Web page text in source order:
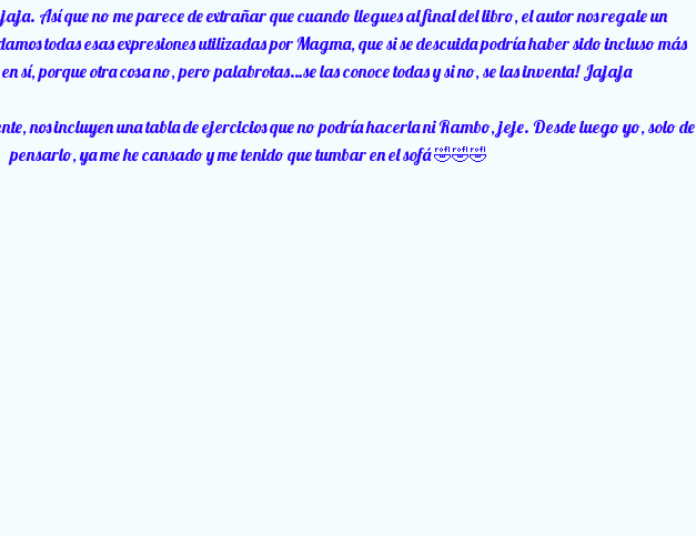
Así que no me parece de extrañar que cuando llegues al final del libro, el autor nos regale un
todas esas expresiones utilizadas por Magma, que si se descuida podría haber sido incluso más
sí, porque otra cosa no, pero palabrotas…se las conoce todas y si no, se las inventa! Jajaja
nos incluyen una tabla de ejercicios que no podría hacerla ni Rambo, jeje. Desde luego yo, solo de
pensarlo, ya me he cansado y me tenido que tumbar en el sofá 🤣🤣🤣